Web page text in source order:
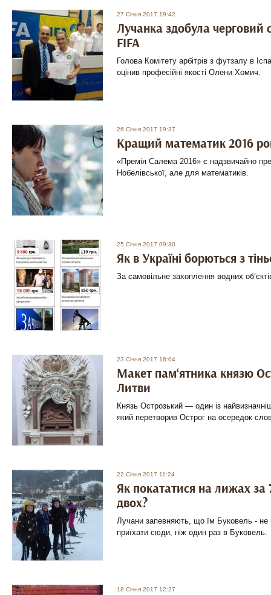
27 Січня 2017 19:42
Лучанка здобула черговий
FIFA
Голова Комітету арбітрів з футзалу в
оцінив професійні якості Олени Хомич.
26 Січня 2017 19:37
Кращий математик 2016
«Премія Салема 2016» є надзвичайно
Нобелівської, але для математиків.
25 Січня 2017 09:30
Як в Україні борються з
За самовільне захоплення водних
23 Січня 2017 18:04
Макет пам‘ятника князю
Литви
Князь Острозький — один із
який перетворив Острог на осередок
22 Січня 2017 11:24
Як покататися на лижах за
двох?
Лучани запевняють, що їм Буковель - не
приїхати сюди, ніж один раз в Буковель.
18 Січня 2017 12:27